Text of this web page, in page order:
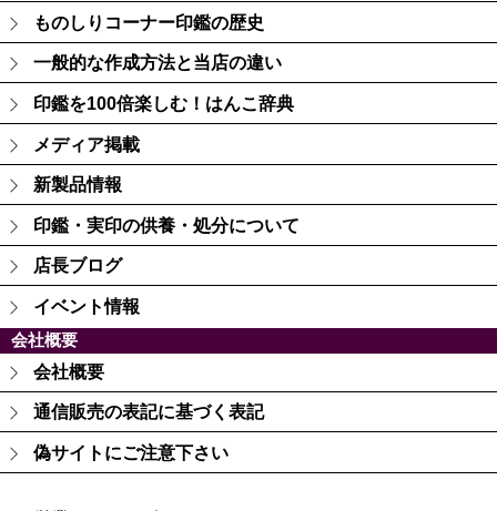
ものしりコーナー印鑑の歴史
一般的な作成方法と当店の違い
印鑑を100倍楽しむ！はんこ辞典
メディア掲載
新製品情報
印鑑・実印の供養・処分について
店長ブログ
イベント情報
会社概要
会社概要
通信販売の表記に基づく表記
偽サイトにご注意下さい